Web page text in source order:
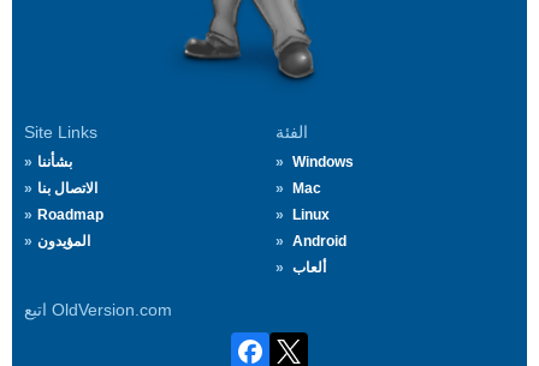
Site Links
بشأننا
الاتصال بنا
Roadmap
المؤيدون
الفئة
Windows
Mac
Linux
Android
ألعاب
اتبع OldVersion.com